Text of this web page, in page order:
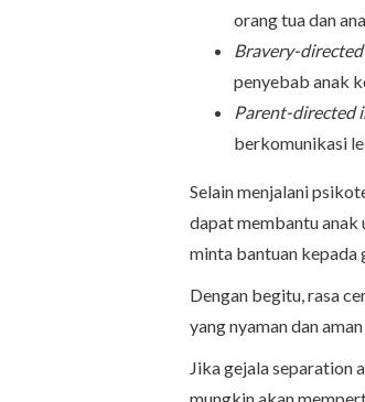
orang tua dan
Bravery-
penyebab anak
Parent-directed
berkomunikasi
Selain menjalani
dapat membantu anak
minta bantuan kepada
Dengan begitu, rasa
yang nyaman dan
Jika gejala separation